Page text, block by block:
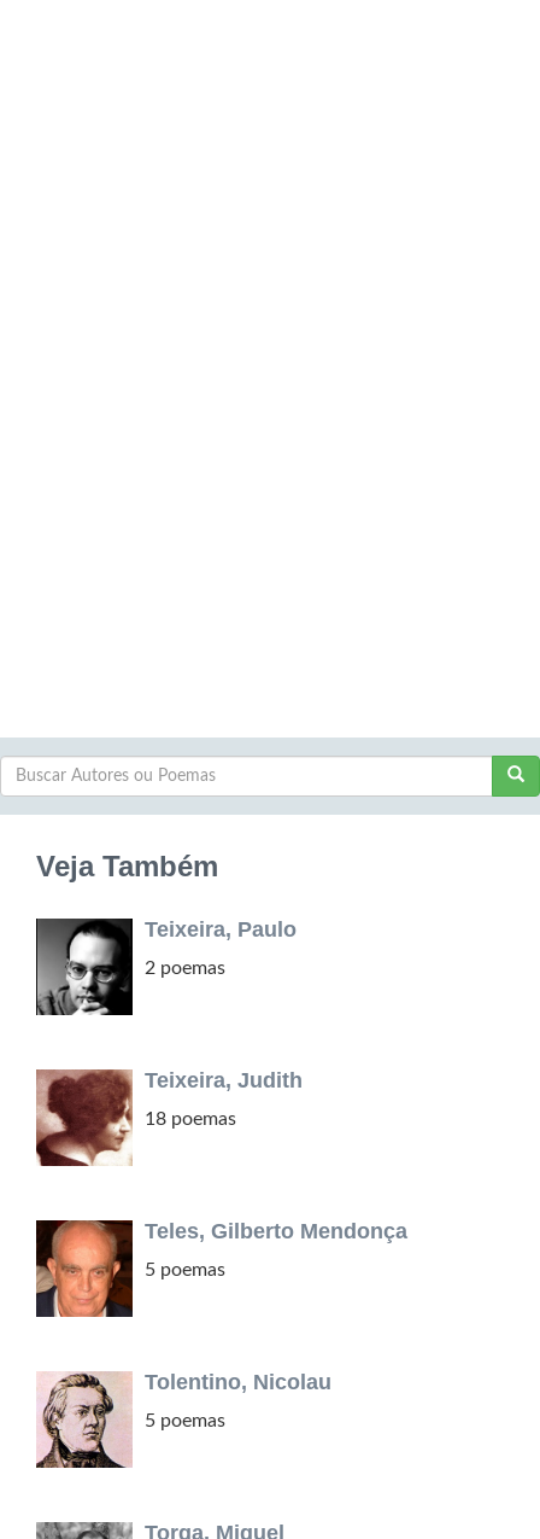
Veja Também
Teixeira, Paulo
2 poemas
Teixeira, Judith
18 poemas
Teles, Gilberto Mendonça
5 poemas
Tolentino, Nicolau
5 poemas
Torga, Miguel